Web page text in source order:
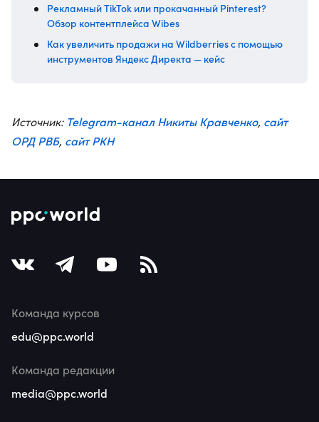
Рекламный TikTok или прокачанный Pinterest?
Обзор контентплейса Wibes
Как увеличить продажи на Wildberries с помощью
инструментов Яндекс Директа — кейс
Источник: Telegram-канал Никиты Кравченко, сайт
ОРД РВБ, сайт РКН
Команда курсов
edu@ppc.world
Команда редакции
media@ppc.world